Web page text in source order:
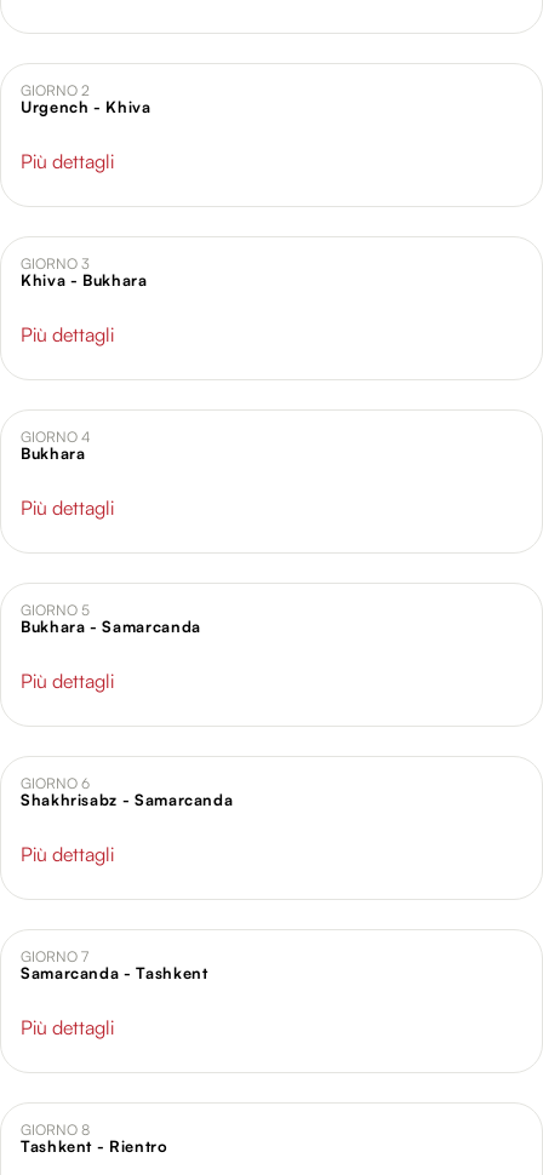
GIORNO 2
Urgench - Khiva
Più dettagli
GIORNO 3
Khiva - Bukhara
Più dettagli
GIORNO 4
Bukhara
Più dettagli
GIORNO 5
Bukhara - Samarcanda
Più dettagli
GIORNO 6
Shakhrisabz - Samarcanda
Più dettagli
GIORNO 7
Samarcanda - Tashkent
Più dettagli
GIORNO 8
Tashkent - Rientro